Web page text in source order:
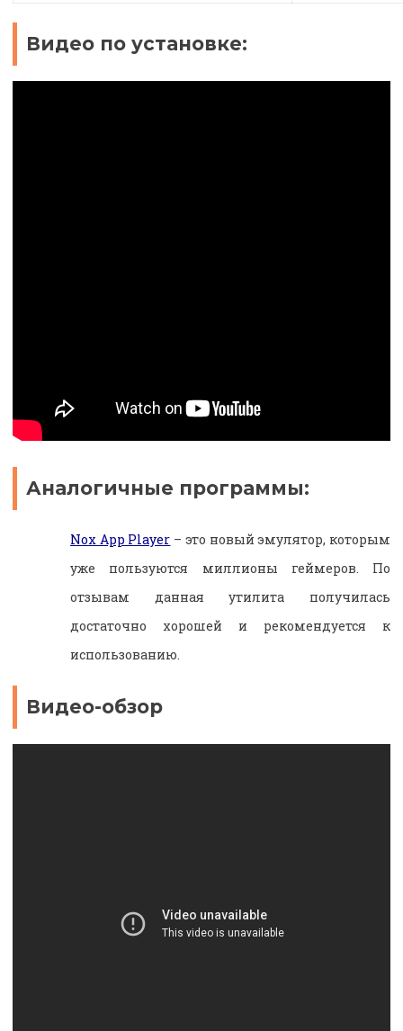
Видео по установке:
Аналогичные программы:
Nox App Player – это новый эмулятор, которым
уже пользуются миллионы геймеров. По
отзывам данная утилита получилась
достаточно хорошей и рекомендуется к
использованию.
Видео-обзор